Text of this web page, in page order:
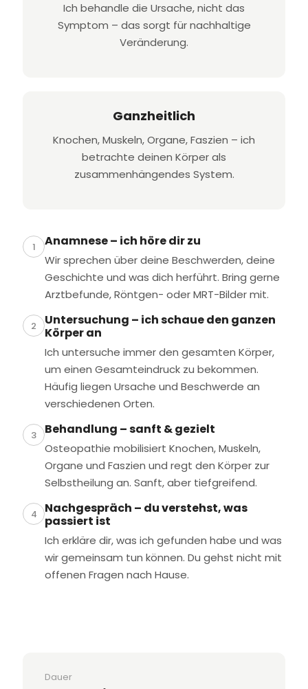
Ich behandle die Ursache, nicht das
Symptom – das sorgt für nachhaltige
Veränderung.
Ganzheitlich
Knochen, Muskeln, Organe, Faszien – ich
betrachte deinen Körper als
zusammenhängendes System.
1 Anamnese – ich höre dir zu
Wir sprechen über deine Beschwerden, deine
Geschichte und was dich herführt. Bring gerne
Arztbefunde, Röntgen- oder MRT-Bilder mit.
2
Untersuchung – ich schaue den ganzen
Körper an
Ich untersuche immer den gesamten Körper,
um einen Gesamteindruck zu bekommen.
Häufig liegen Ursache und Beschwerde an
verschiedenen Orten.
3 Behandlung – sanft & gezielt
Osteopathie mobilisiert Knochen, Muskeln,
Organe und Faszien und regt den Körper zur
Selbstheilung an. Sanft, aber tiefgreifend.
4
Nachgespräch – du verstehst, was
passiert ist
Ich erkläre dir, was ich gefunden habe und was
wir gemeinsam tun können. Du gehst nicht mit
offenen Fragen nach Hause.
Dauer